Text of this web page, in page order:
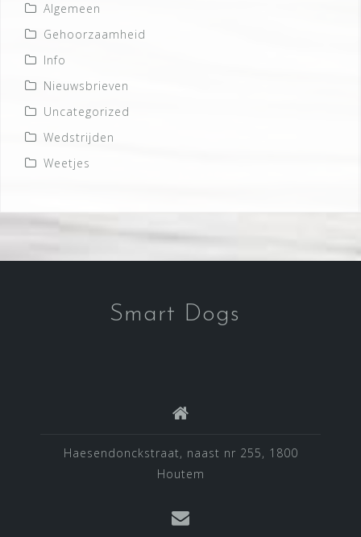
Algemeen
Gehoorzaamheid
Info
Nieuwsbrieven
Uncategorized
Wedstrijden
Weetjes
Smart Dogs
Haesendonckstraat, naast nr 255, 1800
Houtem